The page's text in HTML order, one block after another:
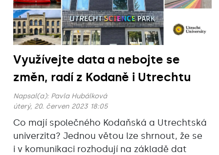
Využívejte data a nebojte se
změn, radí z Kodaně i Utrechtu
Napsal(a): Pavla Hubálková
úterý, 20. červen 2023 18:05
Co mají společného Kodaňská a Utrechtská
univerzita? Jednou větou lze shrnout, že se
i v komunikaci rozhodují na základě dat